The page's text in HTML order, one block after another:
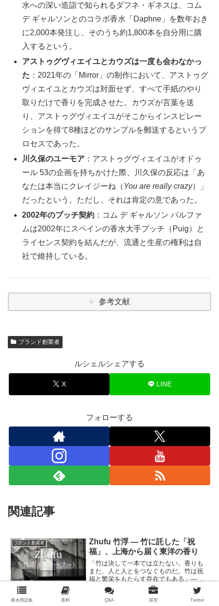
水への深い造詣で知られるダフネ・ギネスは、コム
デ ギャルソンとのコラボ香水「Daphne」を数年おき
に2,000本発注し、そのうち約1,800本を自分用に購
入するという。
アストゥグヴィエイユとカウズは一度も会わなかっ
た ：2021年の「Mirror」の制作において、アストゥグ
ヴィエイユとカウズは対面せず、すべて手紙のやり
取りだけで香りを完成させた。カウズが言葉を送
り、アストゥグヴィエイユがそこからインスピレー
ションを得て8種ほどのサンプルを郵送するというプ
ロセスであった。
川久保のユーモア ：アストゥグヴィエイユがオドゥ
ール 53の企画を持ちかけた際、川久保の反応は「あ
なたは本当にクレイジーね（You are really crazy）」
だったという。ただし、それは肯定の意であった。
2002年のプッチ契約 ：コム デ ギャルソン パルファ
ムは2002年にスペインの香水大手プッチ（Puig）と
ライセンス契約を結んだが、流通と生産の権利は自
社で維持している。
参考文献
ブランド創業者
ルシェルシェアする
X LINE
フォローする
関連記事
ブランド創業者
Zhufu 竹浮 ― 竹に託した「祝
福」、上海から届く東洋の香り
「竹は決して一本では立たない。香りも
また、人と人とをつなぐものだ。竹は祝
福と繁栄をもたらす存在でもある」― ボ
バー・ワン（Bobber Wang、創業者） 基
本情報設立：2022年（ブランドとしての
グローバル・デビューは2023年8月6
香水用語集 香料 Q&A 探究 Twitter